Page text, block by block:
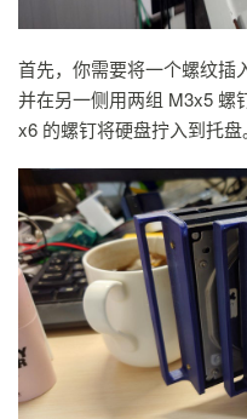
首先，你需要将一个螺纹插
并在另一侧用两组 M3x5 螺
x6 的螺钉将硬盘拧入到托盘。